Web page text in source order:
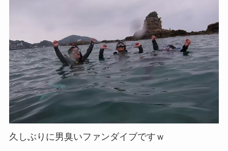
久しぶりに男臭いファンダイブですｗ